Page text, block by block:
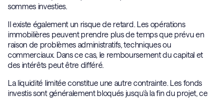
sommes investies.
Il existe également un risque de retard. Les opérations
immobilières peuvent prendre plus de temps que prévu en
raison de problèmes administratifs, techniques ou
commerciaux. Dans ce cas, le remboursement du capital et
des intérêts peut être différé.
La liquidité limitée constitue une autre contrainte. Les fonds
investis sont généralement bloqués jusqu’à la fin du projet, ce